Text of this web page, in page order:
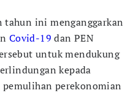
tahun ini menganggarkan
Covid-19 dan PEN
untuk mendukung
kepada
perekonomian